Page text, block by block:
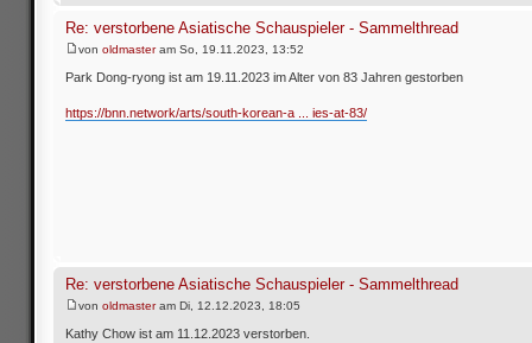
Re: verstorbene Asiatische Schauspieler - Sammelthread
von oldmasteram So, 19.11.2023, 13:52
Park Dong-ryong ist am 19.11.2023 im Alter von 83 Jahren gestorben
https://bnn.network/arts/south-korean-a ... ies-at-83/
Re: verstorbene Asiatische Schauspieler - Sammelthread
von oldmasteram Di, 12.12.2023, 18:05
Kathy Chow ist am 11.12.2023 verstorben.